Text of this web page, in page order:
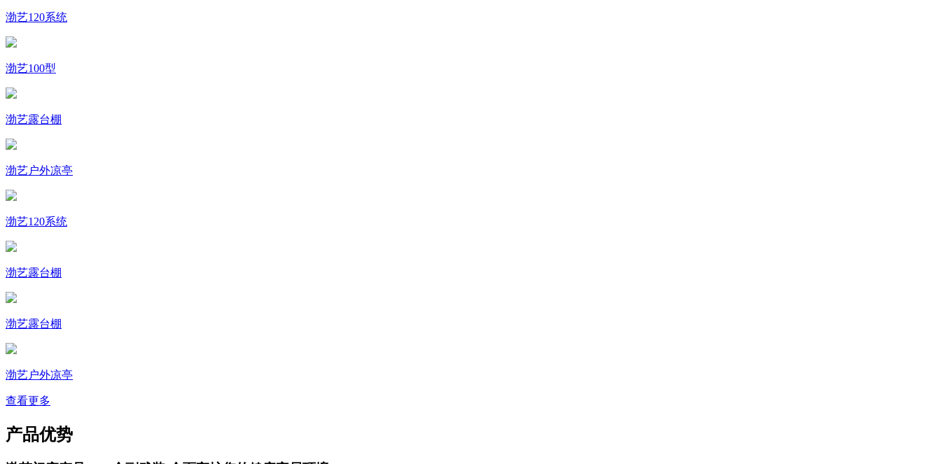
渤艺120系统
渤艺100型
渤艺露台棚
渤艺户外凉亭
渤艺120系统
渤艺露台棚
渤艺露台棚
渤艺户外凉亭
查看更多
产品优势